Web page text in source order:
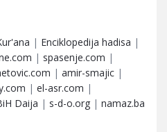
| Enciklopedija hadisa |
| spasenje.com |
| amir-smajic |
| el-asr.com |
Daija | s-d-o.org | namaz.ba